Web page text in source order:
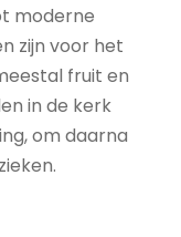
moderne
zijn voor het
fruit en
in de kerk
om daarna